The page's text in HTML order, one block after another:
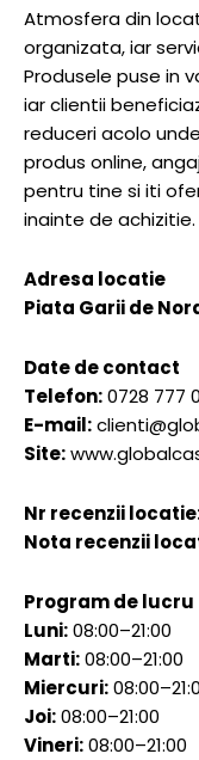
Atmosfera din
organizata, iar
Produsele puse in
iar clientii
reduceri acolo
produs online,
pentru tine si iti
inainte de achizitie.
Adresa locatie
Piata Garii de
Date de contact
Telefon:0728 777
E-mail:
Site:
Nr recenzii
Nota recenzii
Program de lucru
Luni:08:00–21:00
Marti:08:00–21:00
Miercuri:
Joi:08:00–21:00
Vineri:08:00–21:00